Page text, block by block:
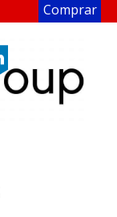
Comprar